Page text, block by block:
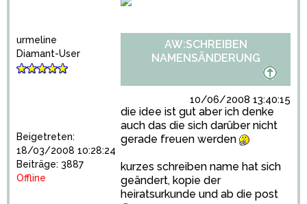
urmeline
Diamant-User
Beigetreten:
18/03/2008 10:28:24
Beiträge: 3887
Offline
AW:SCHREIBEN
NAMENSÄNDERUNG
10/06/2008 13:40:15
die idee ist gut aber ich denke
auch das die sich darüber nicht
gerade freuen werden
kurzes schreiben name hat sich
geändert, kopie der
heiratsurkunde und ab die post